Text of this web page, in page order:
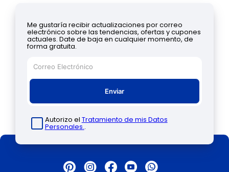
Me gustaría recibir actualizaciones por correo
electrónico sobre las tendencias, ofertas y cupones
actuales. Date de baja en cualquier momento, de
forma gratuita.
Enviar
Autorizo el Tratamiento de mis Datos
Personales..